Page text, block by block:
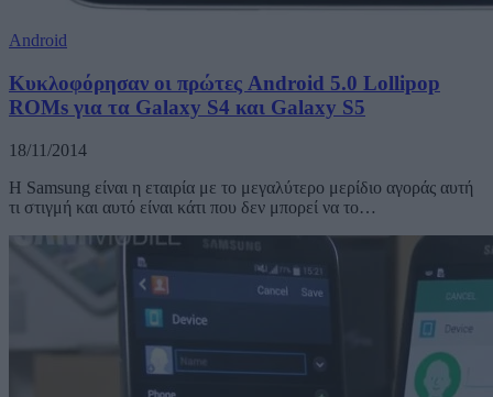
Android
Κυκλοφόρησαν οι πρώτες Android 5.0 Lollipop
ROMs για τα Galaxy S4 και Galaxy S5
18/11/2014
Η Samsung είναι η εταιρία με το μεγαλύτερο μερίδιο αγοράς αυτή
τι στιγμή και αυτό είναι κάτι που δεν μπορεί να το…